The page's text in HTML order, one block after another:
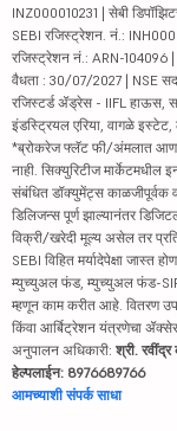
INZ000010231 | सेबी
SEBI रजिस्ट्रेशन. नं.:
रजिस्ट्रेशन नं.: ARN-104096 |
वैधता : 30/07/2027 | NSE
रजिस्टर्ड ॲड्रेस - IIFL हाऊस,
इंडस्ट्रियल एरिया, वागळे इस्टेट,
*ब्रोकरेज फ्लॅट फी/अंमलात
नाही. सिक्युरिटीज मार्केटमधील
संबंधित डॉक्युमेंट्स काळजीपूर्वक
डिलिजन्स पूर्ण झाल्यानंतर
विक्री/खरेदी मूल्य असेल तर
SEBI विहित मर्यादेपेक्षा जास्त
म्युच्युअल फंड, म्युच्युअल फंड-
म्हणून काम करीत आहे. वितरण
किंवा आर्बिट्रेशन यंत्रणेचा
अनुपालन अधिकारी: श्री.
हेल्पलाईन: 8976689766
आमच्याशी संपर्क साधा